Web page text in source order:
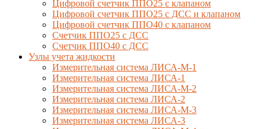
Цифровой счетчик ППО25 с клапаном
Цифровой счетчик ППО25 с ДСС и клапаном
Цифровой счетчик ППО40 с клапаном
Счетчик ППО25 с ДСС
Счетчик ППО40 с ДСС
Узлы учета жидкости
Измерительная система ЛИСА-М-1
Измерительная система ЛИСА-1
Измерительная система ЛИСА-М-2
Измерительная система ЛИСА-2
Измерительная система ЛИСА-М-3
Измерительная система ЛИСА-3